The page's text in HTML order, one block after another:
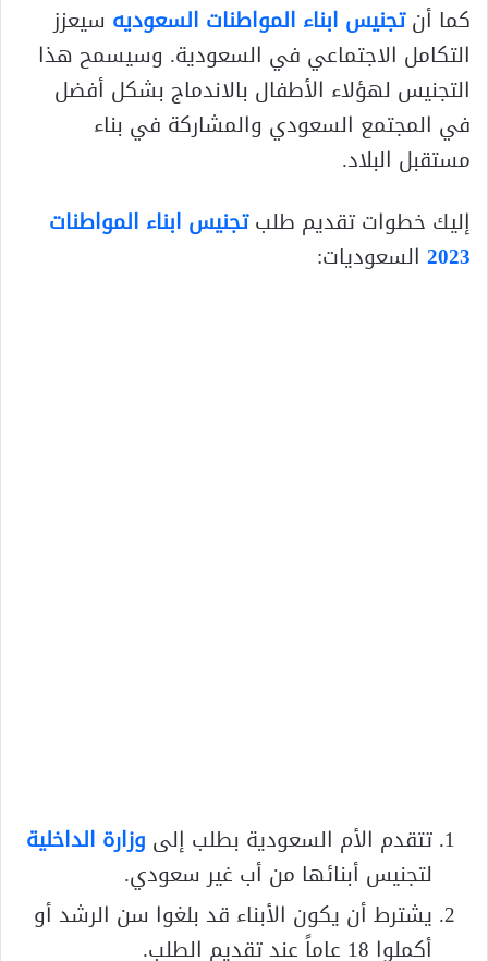
كما أنتجنيس ابناء المواطنات السعوديه سيعزز
التكامل الاجتماعي في السعودية. وسيسمح هذا
التجنيس لهؤلاء الأطفال بالاندماج بشكل أفضل
في المجتمع السعودي والمشاركة في بناء
مستقبل البلاد.
إليك خطوات تقديم طلبتجنيس ابناء المواطنات
2023 السعوديات:
تتقدم الأم السعودية بطلب إلى وزارة الداخلية
لتجنيس أبنائها من أب غير سعودي.
يشترط أن يكون الأبناء قد بلغوا سن الرشد أو
أكملوا 18 عاماً عند تقديم الطلب.